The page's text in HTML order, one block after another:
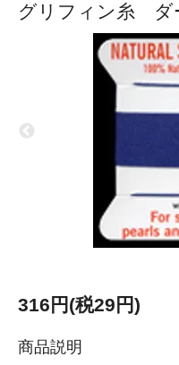
グリフィン糸 ダ
316円(税29円)
商品説明